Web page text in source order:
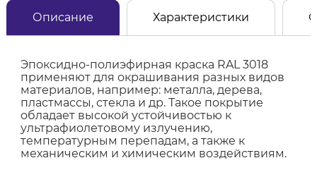
Описание Характеристики
Эпоксидно-полиэфирная краска RAL 3018
применяют для окрашивания разных видов
материалов, например: металла, дерева,
пластмассы, стекла и др. Такое покрытие
обладает высокой устойчивостью к
ультрафиолетовому излучению,
температурным перепадам, а также к
механическим и химическим воздействиям.